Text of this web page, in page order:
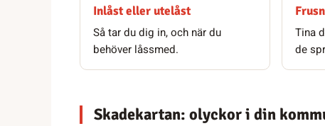
Inlåst eller utelåst
Så tar du dig in, och när du
behöver låssmed.
Tina
de
Skadekartan: olyckor i din